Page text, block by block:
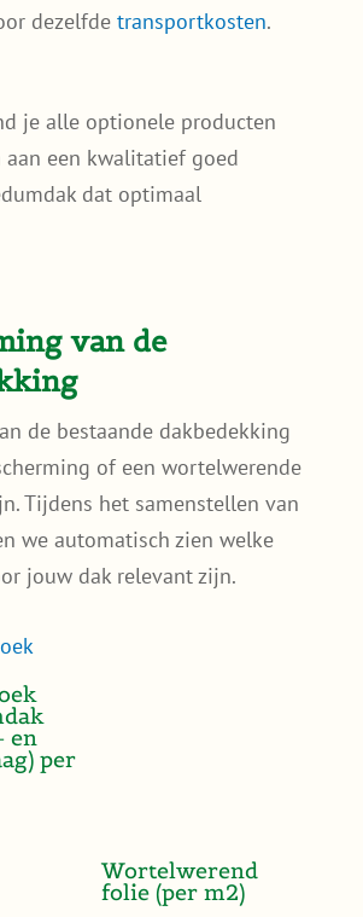
dezelfde transportkosten.
je alle optionele producten
een kwalitatief goed
dat optimaal
van de
de bestaande dakbedekking
of een wortelwerende
Tijdens het samenstellen van
we automatisch zien welke
jouw dak relevant zijn.
en
per
Wortelwerend
folie (per m2)